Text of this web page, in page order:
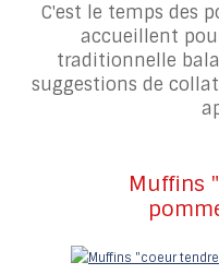
C'est le temps des
accueillent
traditionnelle
suggestions de
Muffins